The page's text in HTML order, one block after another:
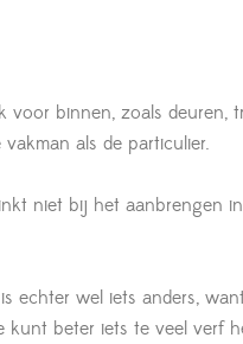
binnen, zoals deuren,
als de particulier.
niet bij het aanbrengen
echter wel iets anders,
beter iets te veel verf